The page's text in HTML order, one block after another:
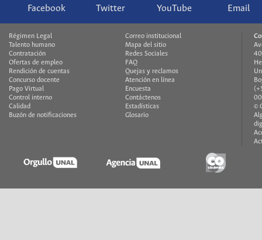
Facebook Twitter YouTube Email
Régimen Legal
Talento humano
Contratación
Ofertas de empleo
Rendición de cuentas
Concurso docente
Pago Virtual
Control interno
Calidad
Buzón de notificaciones
Correo institucional
Mapa del sitio
Redes Sociales
FAQ
Quejas y reclamos
Atención en línea
Encuesta
Contáctenos
Estadísticas
Glosario
©